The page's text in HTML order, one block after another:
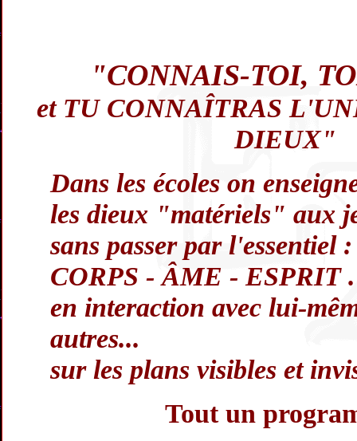
"CONNAIS-TOI,
et TU CONNAÎTRAS
DIEUX"
Dans les écoles on
les dieux "matériels" aux
sans passer par l'essentiel
CORPS - ÂME - ESPRIT .
en interaction avec lui-
autres...
sur les plans visibles et
Tout un